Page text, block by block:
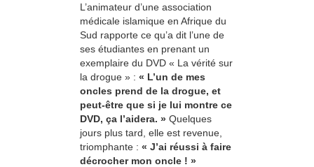
L’animateur d’une association
médicale islamique en Afrique du
Sud rapporte ce qu’a dit l’une de
ses étudiantes en prenant un
exemplaire du DVD « La vérité sur
la drogue » : « L’un de mes
oncles prend de la drogue, et
peut-être que si je lui montre ce
DVD, ça l’aidera. » Quelques
jours plus tard, elle est revenue,
triomphante : « J’ai réussi à faire
décrocher mon oncle ! »